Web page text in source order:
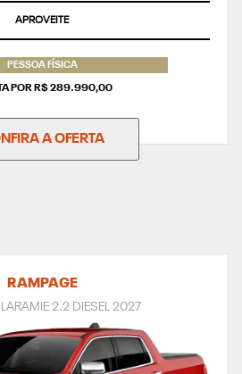
APROVEITE
PESSOA FÍSICA
POR R$ 289.990,00
A OFERTA
RAMPAGE
LARAMIE 2.2 DIESEL 2027